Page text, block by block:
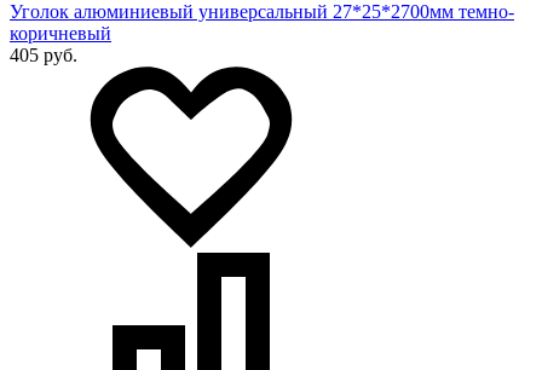
Уголок алюминиевый универсальный 27*25*2700мм темно-
коричневый
405 руб.